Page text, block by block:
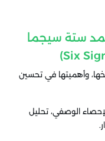
ستة سيجما
وأهميتها في تحسين
الوصفي، تحليل